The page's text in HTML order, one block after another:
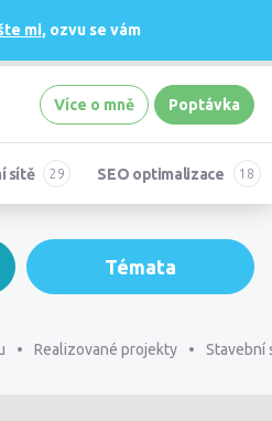
mi, ozvu se vám
Více o mně
Poptávka
sítě SEO optimalizace
Realizované projekty Stavební
Témata